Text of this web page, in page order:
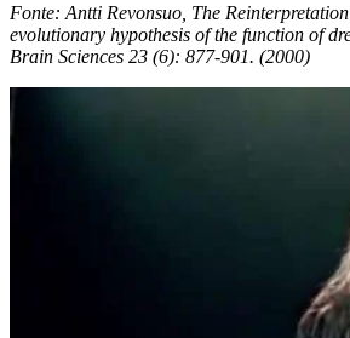
Fonte: Antti Revonsuo, The
evolutionary hypothesis of the function of
Brain Sciences 23 (6): 877-901. (2000)